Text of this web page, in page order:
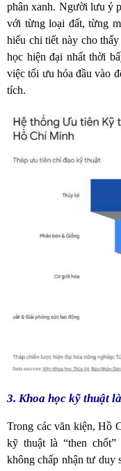
phân xanh. Người lưu ý
với từng loại đất, từng
hiểu chi tiết này cho
học hiện đại nhất thời
việc tối ưu hóa đầu vào
tích.
3. Khoa học kỹ thuật
Trong các văn kiện, Hồ
kỹ thuật là “then
không chấp nhận tư duy